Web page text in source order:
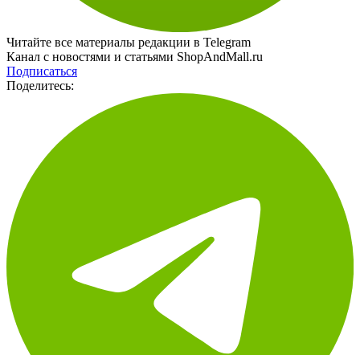
Читайте все материалы редакции в Telegram
Канал с новостями и статьями ShopAndMall.ru
Подписаться
Поделитесь: